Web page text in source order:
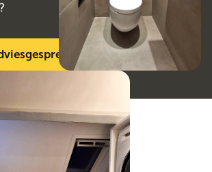
resultaat